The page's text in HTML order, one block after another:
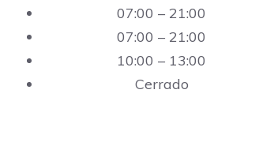
07:00 – 21:00
07:00 – 21:00
10:00 – 13:00
Cerrado